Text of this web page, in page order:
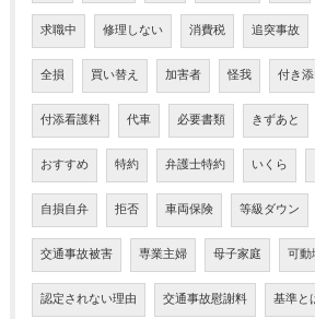
求職中 修理しない 消費税 追突事故
全損 買い替え 加害者 怪我 付き
付添看護料 代車 必要書類 きずあと
おすすめ 特約 弁護士特約 いくら
自損自弁 拒否 車両保険 等級ダウン
交通事故被害 専業主婦 母子家庭 可動
認定されない理由 交通事故慰謝料 基準と